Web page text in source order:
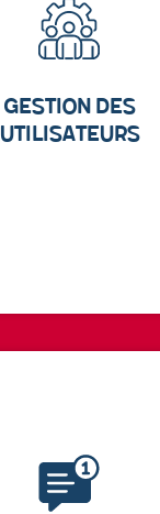
Gestion des
Utilisateurs